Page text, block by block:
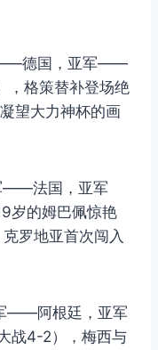
——德国，亚军——
，格策替补登场绝
望大力神杯的画
——法国，亚军
岁的姆巴佩惊艳
罗地亚首次闯入
——阿根廷，亚军
战4-2），梅西与